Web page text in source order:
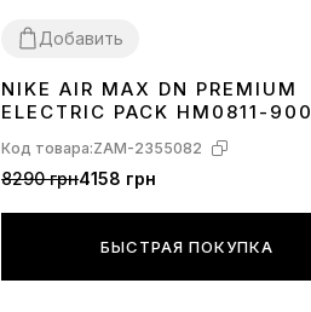
Добавить
3637 38 39 404142 434445
NIKE AIR MAX DN PREMIUM
ELECTRIC PACK HM0811-900
Код товара:ZAM-2355082
8290 грн4158 грн
БЫСТРАЯ ПОКУПКА